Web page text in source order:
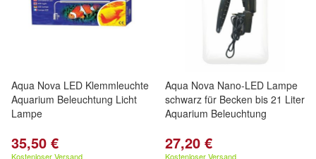
Aqua Nova LED Klemmleuchte
Aquarium Beleuchtung Licht
Lampe
35,50 €
Kostenloser Versand
Aqua Nova Nano-LED Lampe
schwarz für Becken bis 21 Liter
Aquarium Beleuchtung
27,20 €
Kostenloser Versand